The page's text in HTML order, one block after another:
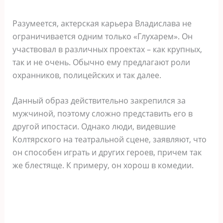
Разумеется, актерская карьера Владислава не
ограничивается одним только «Глухарем». Он
участвовал в различных проектах – как крупных,
так и не очень. Обычно ему предлагают роли
охранников, полицейских и так далее.
Данный образ действительно закрепился за
мужчиной, поэтому сложно представить его в
другой ипостаси. Однако люди, видевшие
Колтярского на театральной сцене, заявляют, что
он способен играть и других героев, причем так
же блестяще. К примеру, он хорош в комедии.